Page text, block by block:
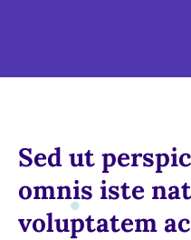
Sed ut
omnis iste
voluptatem